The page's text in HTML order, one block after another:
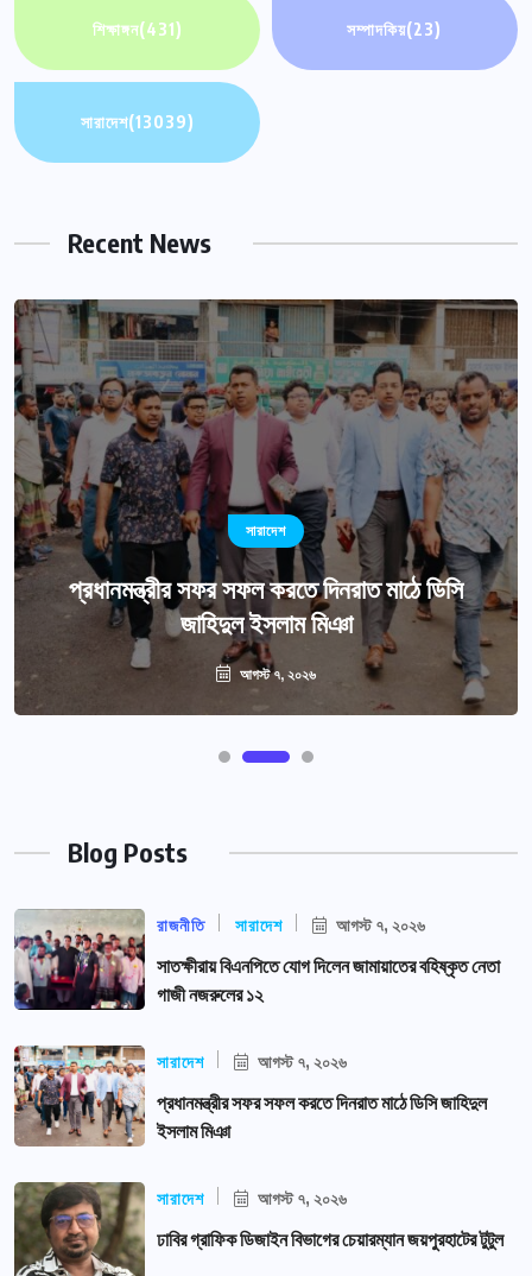
শিক্ষাঙ্গন(431) সম্পাদকিয়(23)
সারাদেশ(13039)
Recent News
সারাদেশ
প্রধানমন্ত্রীর সফর সফল করতে দিনরাত মাঠে ডিসি
জাহিদুল ইসলাম মিঞা
আগস্ট ৭, ২০২৬
Blog Posts
রাজনীতি সারাদেশ আগস্ট ৭, ২০২৬
সাতক্ষীরায় বিএনপিতে যোগ দিলেন জামায়াতের বহিষ্কৃত নেতা
গাজী নজরুলের ১২
সারাদেশ আগস্ট ৭, ২০২৬
প্রধানমন্ত্রীর সফর সফল করতে দিনরাত মাঠে ডিসি জাহিদুল
ইসলাম মিঞা
সারাদেশ আগস্ট ৭, ২০২৬
ঢাবির গ্রাফিক ডিজাইন বিভাগের চেয়ারম্যান জয়পুরহাটের টুটুল